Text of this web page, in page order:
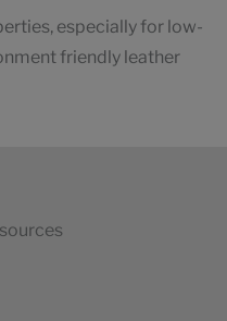
especially for low-
friendly leather